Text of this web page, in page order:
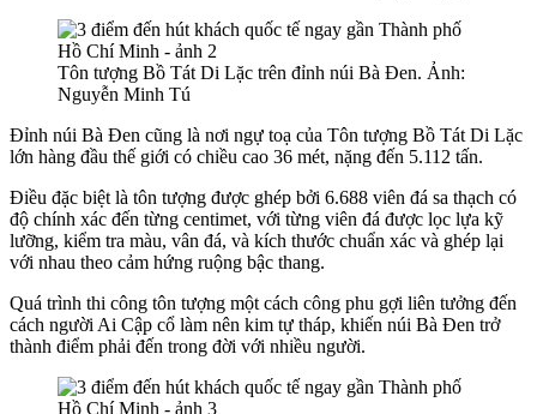
Tôn tượng Bồ Tát Di Lặc trên đỉnh núi Bà Đen. Ảnh:
Nguyễn Minh Tú
Đỉnh núi Bà Đen cũng là nơi ngự toạ của Tôn tượng Bồ Tát Di Lặc
lớn hàng đầu thế giới có chiều cao 36 mét, nặng đến 5.112 tấn.
Điều đặc biệt là tôn tượng được ghép bởi 6.688 viên đá sa thạch có
độ chính xác đến từng centimet, với từng viên đá được lọc lựa kỹ
lưỡng, kiểm tra màu, vân đá, và kích thước chuẩn xác và ghép lại
với nhau theo cảm hứng ruộng bậc thang.
Quá trình thi công tôn tượng một cách công phu gợi liên tưởng đến
cách người Ai Cập cổ làm nên kim tự tháp, khiến núi Bà Đen trở
thành điểm phải đến trong đời với nhiều người.